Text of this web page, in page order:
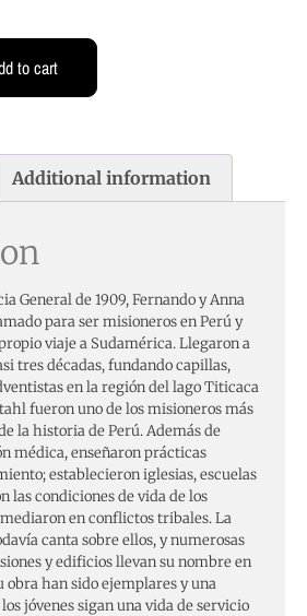
to cart
Additional information
General de 1909, Fernando y Anna
para ser misioneros en Perú y
viaje a Sudamérica. Llegaron a
tres décadas, fundando capillas,
en la región del lago Titicaca
fueron uno de los misioneros más
la historia de Perú. Además de
médica, enseñaron prácticas
establecieron iglesias, escuelas
las condiciones de vida de los
en conflictos tribales. La
canta sobre ellos, y numerosas
y edificios llevan su nombre en
obra han sido ejemplares y una
jóvenes sigan una vida de servicio